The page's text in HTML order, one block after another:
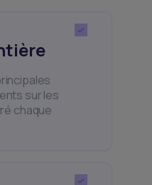
sur les
chaque